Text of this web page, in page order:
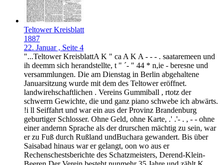
Teltower Kreisblatt
1887
22. Januar , Seite 4
"...Teltower KreisblattA K " ca A K A - - - . saataremeen und
ih deemm sich herandstellte, t " ´- " 44 * n,ie - beresne und
versammlungen. Die am Dienstag in Berlin abgehaltene
Januarsitzung wurde mit dem des Teltower eröffnet.
landwirehschaftlichen . Vereins Gummiball , rtotz der
schwerrn Gewichte, die und ganz piano schwebe ich abwärts.
!i ll Seiffahrt und war ein aus der Provinz Brandenburg
geburtiger Schlosser. Ohne Geld, ohne Karte, .' .'- . , - - ohne
einer andernn Sprache als der drurschen mächtig zu sein, war
er zu Fuß durch Rußland undBuchara gewandert. Bis über
Saisabad hinaus war er gelangt, oon wo aus er
Rechenschestsberichte des Schatzmeisters, Derend-Klein-